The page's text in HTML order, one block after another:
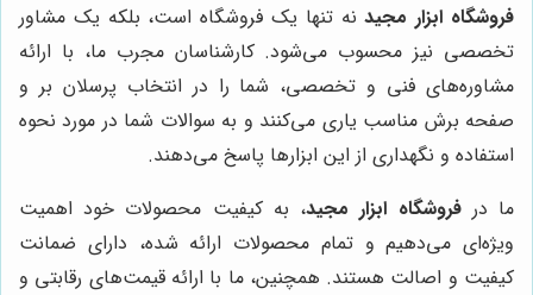
فروشگاه ابزار مجیدنه تنها یک فروشگاه است، بلکه یک مشاور
تخصصی نیز محسوب می‌شود. کارشناسان مجرب ما، با ارائه
مشاوره‌های فنی و تخصصی، شما را در انتخاب پرسلان بر و
صفحه برش مناسب یاری می‌کنند و به سوالات شما در مورد نحوه
استفاده و نگهداری از این ابزارها پاسخ می‌دهند.
ما درفروشگاه ابزار مجید، به کیفیت محصولات خود اهمیت
ویژه‌ای می‌دهیم و تمام محصولات ارائه شده، دارای ضمانت
کیفیت و اصالت هستند. همچنین، ما با ارائه قیمت‌های رقابتی و